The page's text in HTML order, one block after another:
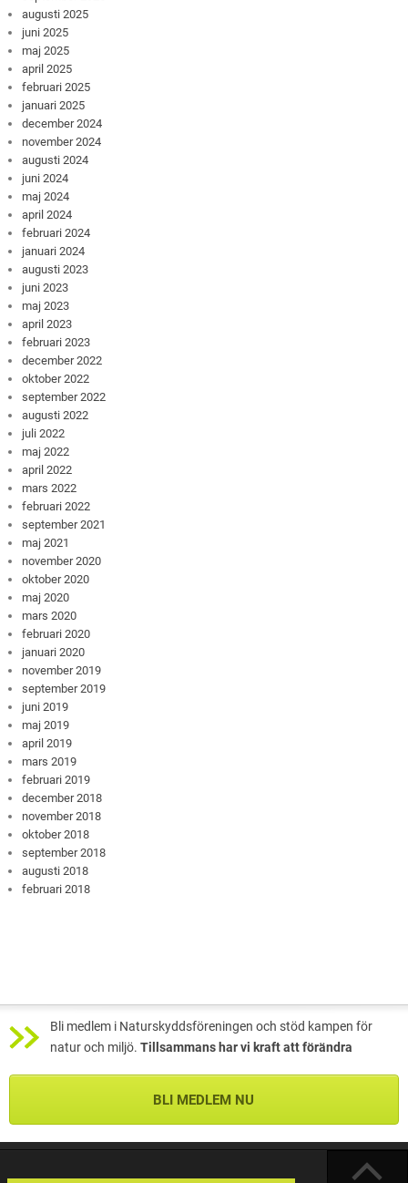
augusti 2025
juni 2025
maj 2025
april 2025
februari 2025
januari 2025
december 2024
november 2024
augusti 2024
juni 2024
maj 2024
april 2024
februari 2024
januari 2024
augusti 2023
juni 2023
maj 2023
april 2023
februari 2023
december 2022
oktober 2022
september 2022
augusti 2022
juli 2022
maj 2022
april 2022
mars 2022
februari 2022
september 2021
maj 2021
november 2020
oktober 2020
maj 2020
mars 2020
februari 2020
januari 2020
november 2019
september 2019
juni 2019
maj 2019
april 2019
mars 2019
februari 2019
december 2018
november 2018
oktober 2018
september 2018
augusti 2018
februari 2018
Bli medlem i Naturskyddsföreningen och stöd kampen för
natur och miljö. Tillsammans har vi kraft att förändra
BLI MEDLEM NU